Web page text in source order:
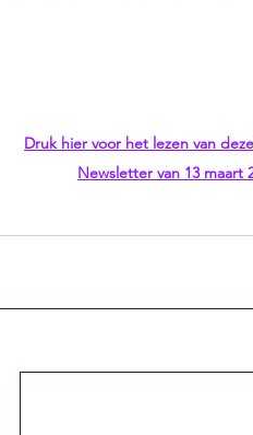
Druk hier voor het lezen van
Newsletter van 13 maart